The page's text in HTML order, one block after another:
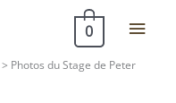
0
> Photos du Stage de Peter